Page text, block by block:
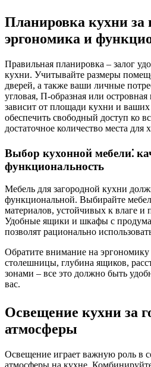
Планировка кухни за
эргономика и
Правильная планировка – залог
кухни. Учитывайте размеры
дверей, а также ваши личные
угловая, П-образная или
зависит от площади кухни и
обеспечить свободный доступ ко
достаточное количество места для
Выбор кухонной мебели⁚
функциональность
Мебель для загородной кухни
функциональной. Выбирайте
материалов, устойчивых к влаге и
Удобные ящики и шкафы с
позволят рационально
Обратите внимание на
столешницы, глубина ящиков,
зонами – все это должно быть
вас.
Освещение кухни за
атмосферы
Освещение играет важную роль в